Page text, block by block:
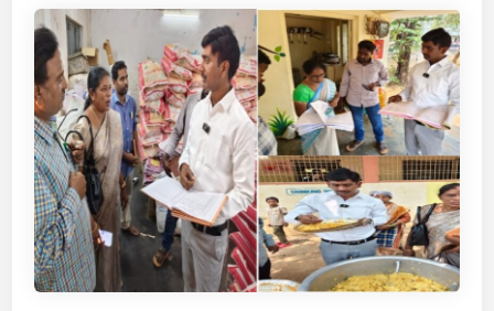
క్
.
.
ప
లు
వు
రు
ఎం
పీ
టీ
సీ
p
o
k